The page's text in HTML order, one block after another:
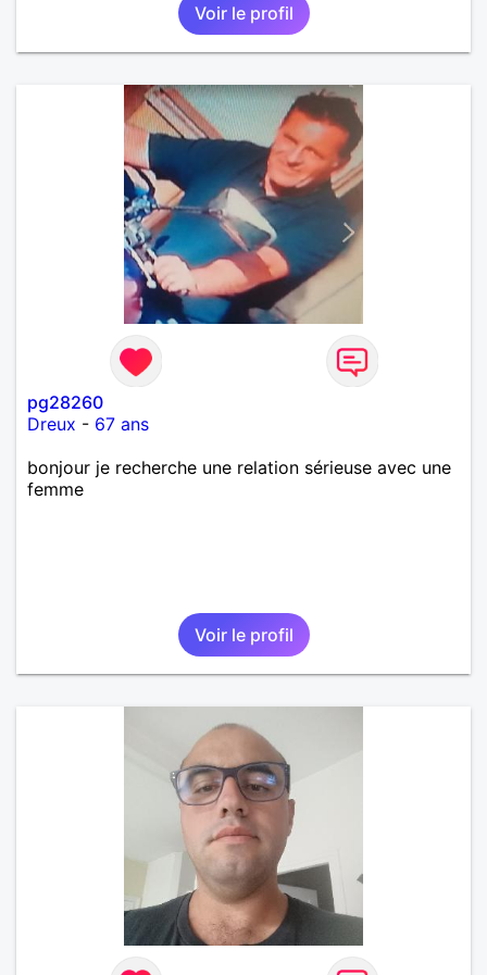
Voir le profil
pg28260
Dreux - 67 ans
bonjour je recherche une relation sérieuse avec une
femme
Voir le profil